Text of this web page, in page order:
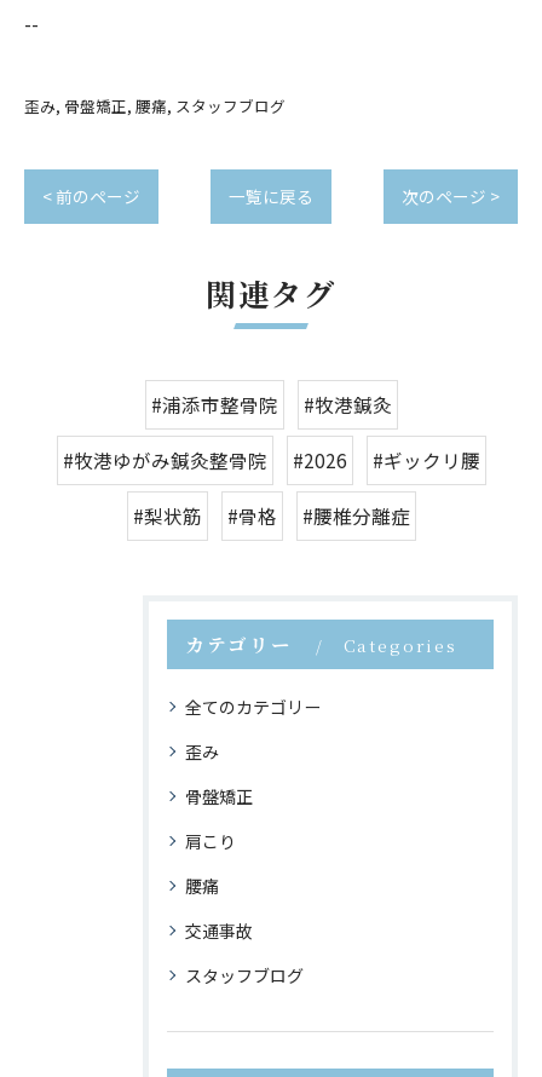
--
歪み 骨盤矯正 腰痛 スタッフブログ
< 前のページ 一覧に戻る 次のページ >
関連タグ
#浦添市整骨院 #牧港鍼灸
#牧港ゆがみ鍼灸整骨院 #2026 #ギックリ腰
#梨状筋 #骨格 #腰椎分離症
カテゴリー Categories
全てのカテゴリー
歪み
骨盤矯正
肩こり
腰痛
交通事故
スタッフブログ